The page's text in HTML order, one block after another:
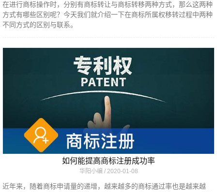
在进行商标操作时，分别有商标转让与商标转移两种方式，那么这两种
方式有哪些区别呢？今天我们就介绍一下在商标所属权移转过程中两种
不同方式的区别与联系。
如何能提高商标注册成功率
华阳小编 2020-01-08
近年来，随着商标申请量的递增，越来越多的商标通过率也是越来越